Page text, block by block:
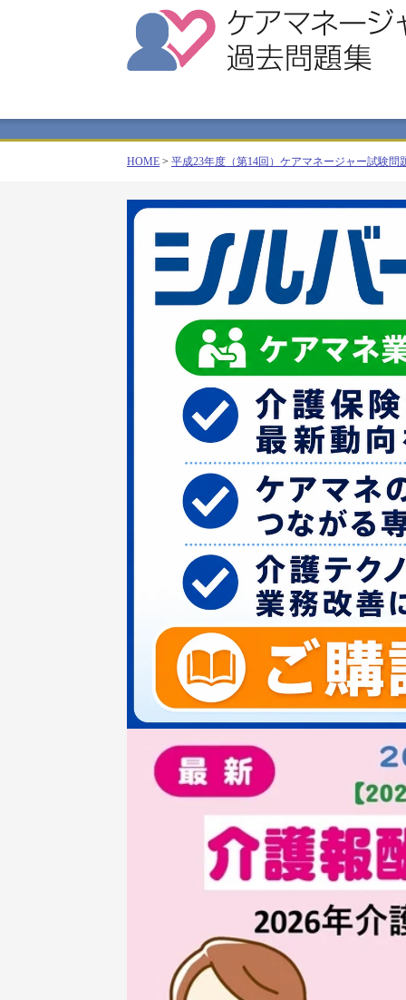
HOME > 平成23年度（第14回）ケアマネージャー試験問